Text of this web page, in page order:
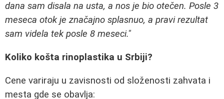
dana sam disala na usta, a nos je bio otečen. Posle 3
meseca otok je značajno splasnuo, a pravi rezultat
sam videla tek posle 8 meseci."
Koliko košta rinoplastika u Srbiji?
Cene variraju u zavisnosti od složenosti zahvata i
mesta gde se obavlja: